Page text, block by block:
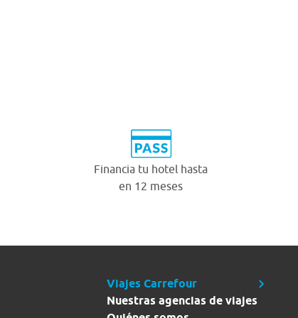
Financia tu hotel hasta
en 12 meses
Viajes Carrefour
Nuestras agencias de viajes